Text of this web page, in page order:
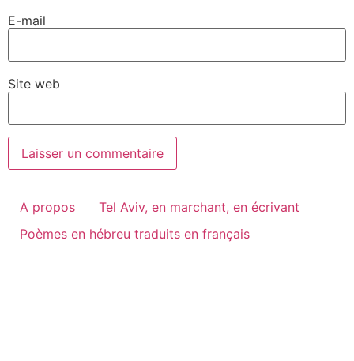
E-mail
Site web
A propos
Tel Aviv, en marchant, en écrivant
Poèmes en hébreu traduits en français